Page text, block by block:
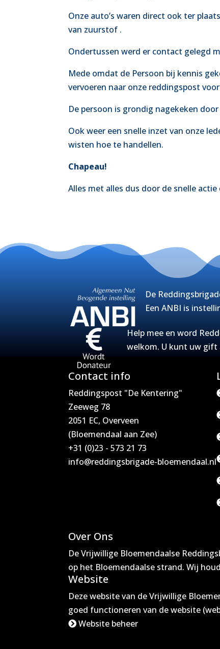
Onze auto’s waren direct ook ter
van zuurstof .
Ondertussen werd er contact gelegd
Mede omdat de Persoon bij kennis
vervoeren naar onze reddingspost
De persoon is grondig nagekeken
Ook weer een snelle inzet van onze
wisten hoe te handellen.
Chapeau!
Alles met alles dus door de snelle
De
Een ANBI is
Help mee en word
welkom. U kunt uw gift
Contact info
Reddingspost "De Kentering"
Zeeweg 78
2051 EC, Overveen
(Bloemendaal aan Zee)
+31 (0)23 - 573 21 73
info@reddingsbrigade-bloemendaal.nl
Over Ons
De Vrijwillige Bloemendaalse
op het Bloemendaalse strand. Wij
Website
Deze website van de Vrijwillige
goed functioneren van de website
Website beheer